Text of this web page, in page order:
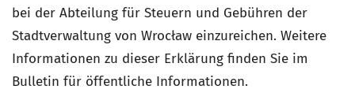
bei der Abteilung für Steuern und Gebühren der
Stadtverwaltung von Wrocław einzureichen. Weitere
Informationen zu dieser Erklärung finden Sie im
Bulletin für öffentliche Informationen.